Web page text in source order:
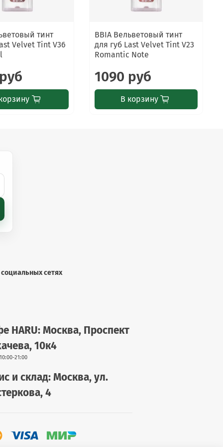
тинт
Velvet Tint V36
BBIA Вельветовый тинт
для губ Last Velvet Tint V23
Romantic Note
1090 руб
В корзину
сетях
HARU: Москва, Проспект
10к4
21:00
и склад: Москва, ул.
4